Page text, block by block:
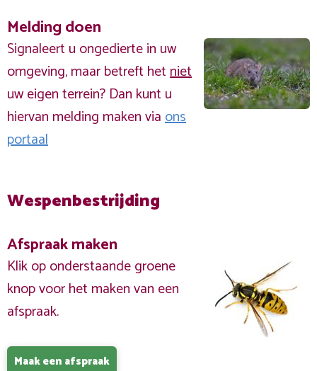
Melding doen
Signaleert u ongedierte in uw
omgeving, maar betreft hetniet
uw eigen terrein? Dan kunt u
hiervan melding maken viaons
portaal
Wespenbestrijding
Afspraak maken
Klik op onderstaande groene
knop voor het maken van een
afspraak.
Maak een afspraak